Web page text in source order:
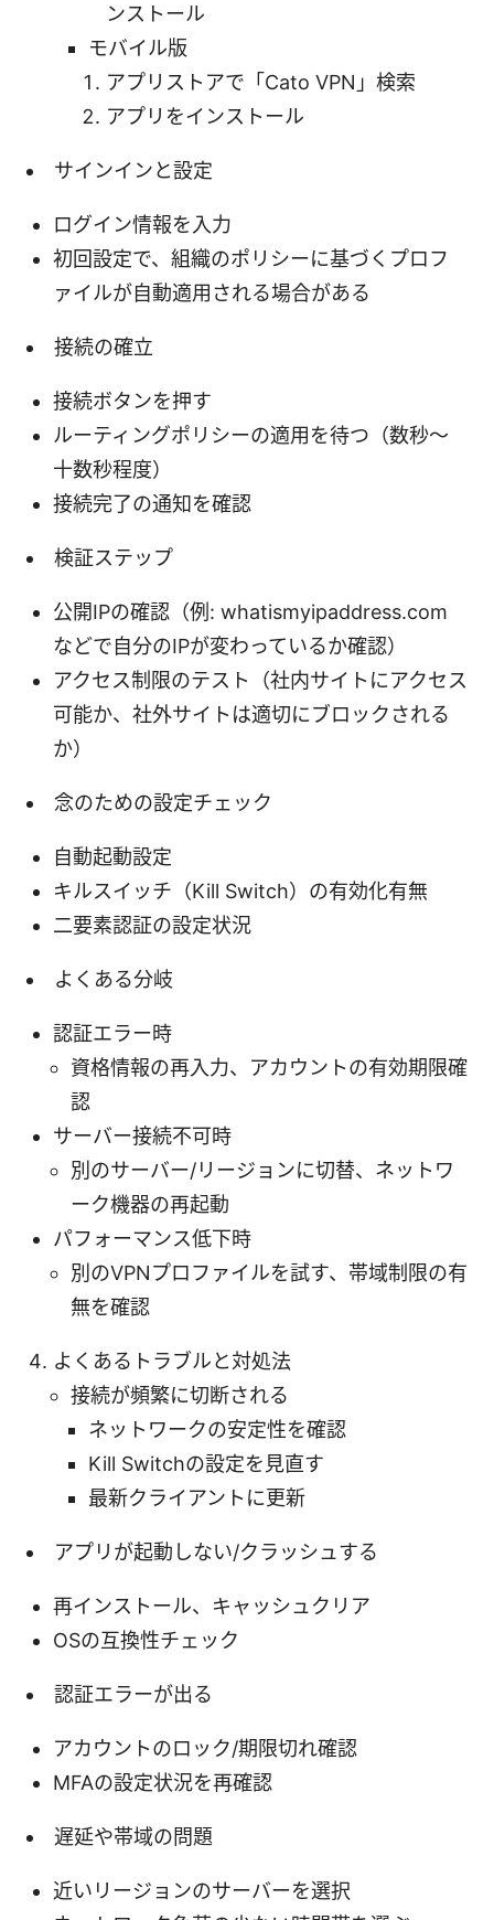
ンストール
モバイル版
アプリストアで「Cato VPN」検索
アプリをインストール
サインインと設定
ログイン情報を入力
初回設定で、組織のポリシーに基づくプロフ
ァイルが自動適用される場合がある
接続の確立
接続ボタンを押す
ルーティングポリシーの適用を待つ（数秒〜
十数秒程度）
接続完了の通知を確認
検証ステップ
公開IPの確認（例: whatismyipaddress.com
などで自分のIPが変わっているか確認）
アクセス制限のテスト（社内サイトにアクセス
可能か、社外サイトは適切にブロックされる
か）
念のための設定チェック
自動起動設定
キルスイッチ（Kill Switch）の有効化有無
二要素認証の設定状況
よくある分岐
認証エラー時
資格情報の再入力、アカウントの有効期限確
認
サーバー接続不可時
別のサーバー/リージョンに切替、ネットワ
ーク機器の再起動
パフォーマンス低下時
別のVPNプロファイルを試す、帯域制限の有
無を確認
よくあるトラブルと対処法
接続が頻繁に切断される
ネットワークの安定性を確認
Kill Switchの設定を見直す
最新クライアントに更新
アプリが起動しない/クラッシュする
再インストール、キャッシュクリア
OSの互換性チェック
認証エラーが出る
アカウントのロック/期限切れ確認
MFAの設定状況を再確認
遅延や帯域の問題
近いリージョンのサーバーを選択